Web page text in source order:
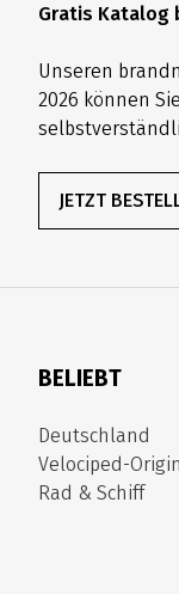
Gratis Katalog
Unseren
2026 können
JETZT
BELIEBT
Deutschland
Velociped-
Rad & Schiff